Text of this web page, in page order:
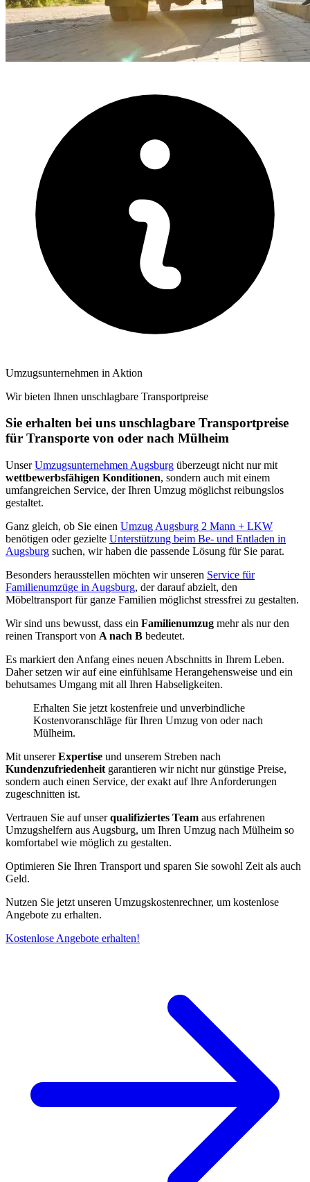
Umzugsunternehmen in Aktion
Wir bieten Ihnen unschlagbare Transportpreise
Sie erhalten bei uns unschlagbare Transportpreise
für Transporte von oder nach Mülheim
UnserUmzugsunternehmen Augsburg überzeugt nicht nur mit
wettbewerbsfähigen Konditionen, sondern auch mit einem
umfangreichen Service, der Ihren Umzug möglichst reibungslos
gestaltet.
Ganz gleich, ob Sie einen Umzug Augsburg 2 Mann + LKW
benötigen oder gezielte Unterstützung beim Be- und Entladen in
Augsburg suchen, wir haben die passende Lösung für Sie parat.
Besonders herausstellen möchten wir unseren Service für
Familienumzüge in Augsburg, der darauf abzielt, den
Möbeltransport für ganze Familien möglichst stressfrei zu gestalten.
Wir sind uns bewusst, dass ein Familienumzug mehr als nur den
reinen Transport von A nach B bedeutet.
Es markiert den Anfang eines neuen Abschnitts in Ihrem Leben.
Daher setzen wir auf eine einfühlsame Herangehensweise und ein
behutsames Umgang mit all Ihren Habseligkeiten.
Erhalten Sie jetzt kostenfreie und unverbindliche
Kostenvoranschläge für Ihren Umzug von oder nach
Mülheim.
Mit unsererExpertise und unserem Streben nach
Kundenzufriedenheit garantieren wir nicht nur günstige Preise,
sondern auch einen Service, der exakt auf Ihre Anforderungen
zugeschnitten ist.
Vertrauen Sie auf unserqualifiziertes Team aus erfahrenen
Umzugshelfern aus Augsburg, um Ihren Umzug nach Mülheim so
komfortabel wie möglich zu gestalten.
Optimieren Sie Ihren Transport und sparen Sie sowohl Zeit als auch
Geld.
Nutzen Sie jetzt unseren Umzugskostenrechner, um kostenlose
Angebote zu erhalten.
Kostenlose Angebote erhalten!